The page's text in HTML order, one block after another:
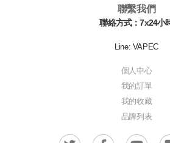
聯繫我們
聯絡方式：7x24小
Line: VAPEC
個人中心
我的訂單
我的收藏
品牌列表